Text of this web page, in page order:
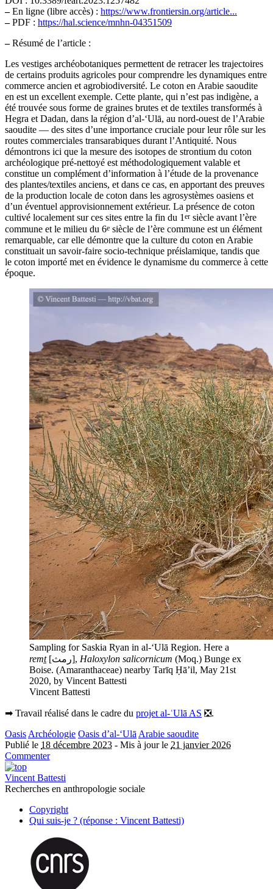
–En ligne (libre accès) : https://www.frontiersin.org/article...
–PDF : https://hal.science/mnhn-04351509
–Résumé de l’article :
Les vestiges archéobotaniques permettent de retracer les trajectoires
de certains produits agricoles pour comprendre les dynamiques entre
commerce ancien et agrobiodiversité. Le coton en Arabie saoudite
en est un excellent exemple. Cette plante, qui n’est pas indigène, a
été trouvée sous forme de graines brutes et de textiles transformés à
Hegra et Dadan, dans la région d’al-‘Ulā, au nord-ouest de l’Arabie
saoudite — des sites d’une importance cruciale pour leur rôle sur les
routes commerciales transarabiques durant l’Antiquité. Nous
démontrons ici que la mesure des isotopes de strontium du coton
archéologique pré-nettoyé est méthodologiquement valable et
constitue un complément d’information à l’étude de la provenance
des plantes/textiles anciens, et dans ce cas, en apportant des preuves
de la production locale de coton dans les agrosystèmes oasiens et
d’un éventuel approvisionnement extérieur. La présence de coton
cultivé localement sur ces sites entre la fin du 1er siècle avant l’ère
commune et le milieu du 6e siècle de l’ère commune est un élément
remarquable, car elle démontre que la culture du coton en Arabie
constituait un savoir-faire socio-technique préislamique, tandis que
le coton importé met en évidence le dynamisme du commerce à cette
époque.
Sampling for Saskia Ryan in al-‘Ulā Region. Here a
remṯ
[رمث], Haloxylon salicornicum (Moq.) Bunge ex
Boise. (Amaranthaceae) nearby Tarīq Ḥā’il, May 21st
2020, by Vincent Battesti
Vincent Battesti
➡︎ Travail réalisé dans le cadre du projet al-ʿUlā AS ❎.
Oasis Archéologie Oasis d’al-‘Ulā Arabie saoudite
Publié le 18 décembre 2023 - Mis à jour le 21 janvier 2026
Commenter
Vincent Battesti
Recherches en anthropologie sociale
Copyright
Qui suis-je ? (réponse : Vincent Battesti)